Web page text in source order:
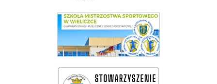
link do SMS Wieliczka
wieliczka-wieliczanie na bis